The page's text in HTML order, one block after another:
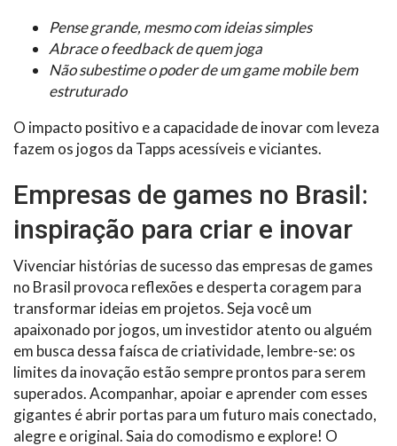
Pense grande, mesmo com ideias simples
Abrace o feedback de quem joga
Não subestime o poder de um game mobile bem
estruturado
O impacto positivo e a capacidade de inovar com leveza
fazem os jogos da Tapps acessíveis e viciantes.
Empresas de games no Brasil:
inspiração para criar e inovar
Vivenciar histórias de sucesso das empresas de games
no Brasil provoca reflexões e desperta coragem para
transformar ideias em projetos. Seja você um
apaixonado por jogos, um investidor atento ou alguém
em busca dessa faísca de criatividade, lembre-se: os
limites da inovação estão sempre prontos para serem
superados. Acompanhar, apoiar e aprender com esses
gigantes é abrir portas para um futuro mais conectado,
alegre e original. Saia do comodismo e explore! O